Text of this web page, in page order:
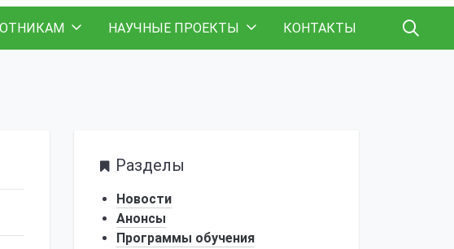
НАУЧНЫЕ ПРОЕКТЫ КОНТАКТЫ
Разделы
Новости
Анонсы
Программы обучения